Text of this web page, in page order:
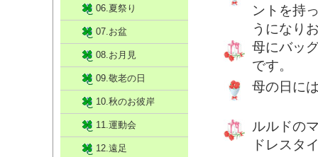
ントを持
うになり
母にバッ
です。
母の日に
ルルドの
ドレスタ
06.夏祭り
07.お盆
08.お月見
09.敬老の日
10.秋のお彼岸
11.運動会
12.遠足